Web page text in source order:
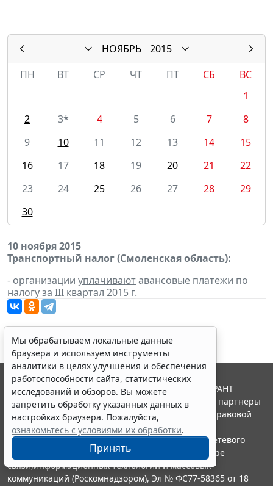
НОЯБРЬ
2015
ПН
ВТ СР ЧТ ПТ СБ
ВС
1
2
3* 4 5 6 7
8
9
10 11 12 13 14
15
16
17 18 19 20 21
22
23
24 25 26 27 28
29
30
10 ноября 2015
Транспортный налог (Смоленская область):
- организации уплачиваютавансовые платежи по
налогу за III квартал 2015 г.
Мы обрабатываем локальные данные
браузера и используем инструменты
аналитики в целях улучшения и обеспечения
работоспособности сайта, статистических
исследований и обзоров. Вы можете
запретить обработку указанных данных в
настройках браузера. Пожалуйста,
ознакомьтесь с условиями их обработки.
Принять
© ООО "НПП "ГАРАНТ-СЕРВИС", 2026. Система ГАРАНТ
выпускается с 1990 года. Компания "Гарант" и ее партнеры
являются участниками Российской ассоциации правовой
информации ГАРАНТ.
Портал ГАРАНТ.РУ зарегистрирован в качестве сетевого
издания Федеральной службой по надзору в сфере
связи,информационных технологий и массовых
коммуникаций (Роскомнадзором), Эл № ФС77-58365 от 18